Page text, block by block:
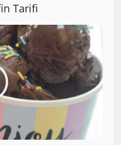
Tarifi